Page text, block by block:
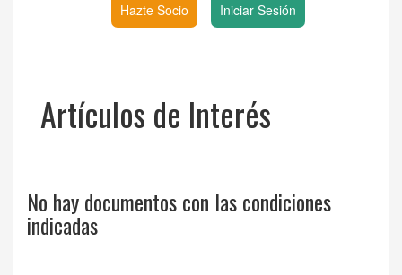
Hazte Socio Iniciar Sesión
Artículos de Interés
No hay documentos con las condiciones
indicadas